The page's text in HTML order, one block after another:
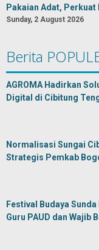
Pakaian Adat,
Sunday, 2 August 2026
Berita
AGROMA Hadirkan
Digital di Cibitung
Normalisasi Sungai
Strategis Pemkab
Festival Budaya
Guru PAUD dan Wajib